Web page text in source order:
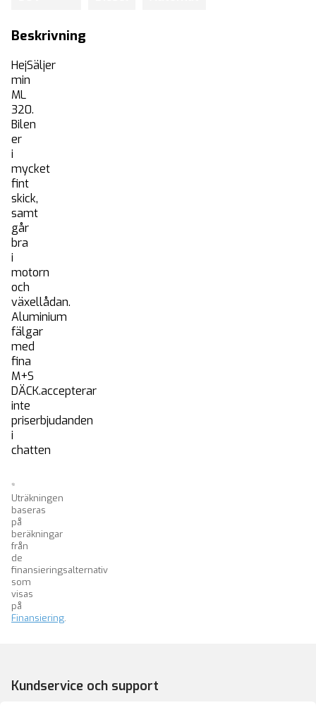
Beskrivning
HejSäljer
min
ML
320.
Bilen
er
i
mycket
fint
skick,
samt
går
bra
i
motorn
och
växellådan.
Aluminium
fälgar
med
fina
M+S
DÄCK.accepterar
inte
priserbjudanden
i
chatten
*
Uträkningen
baseras
på
beräkningar
från
de
finansieringsalternativ
som
visas
på
Finansiering.
Kundservice och support